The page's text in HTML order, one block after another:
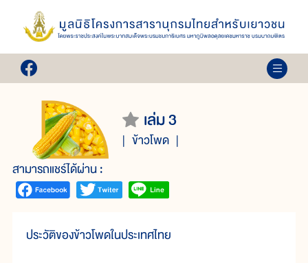
เล่ม 3
ข้าวโพด
สามารถแชร์ได้ผ่าน :
ประวัติของข้าวโพดในประเทศไทย